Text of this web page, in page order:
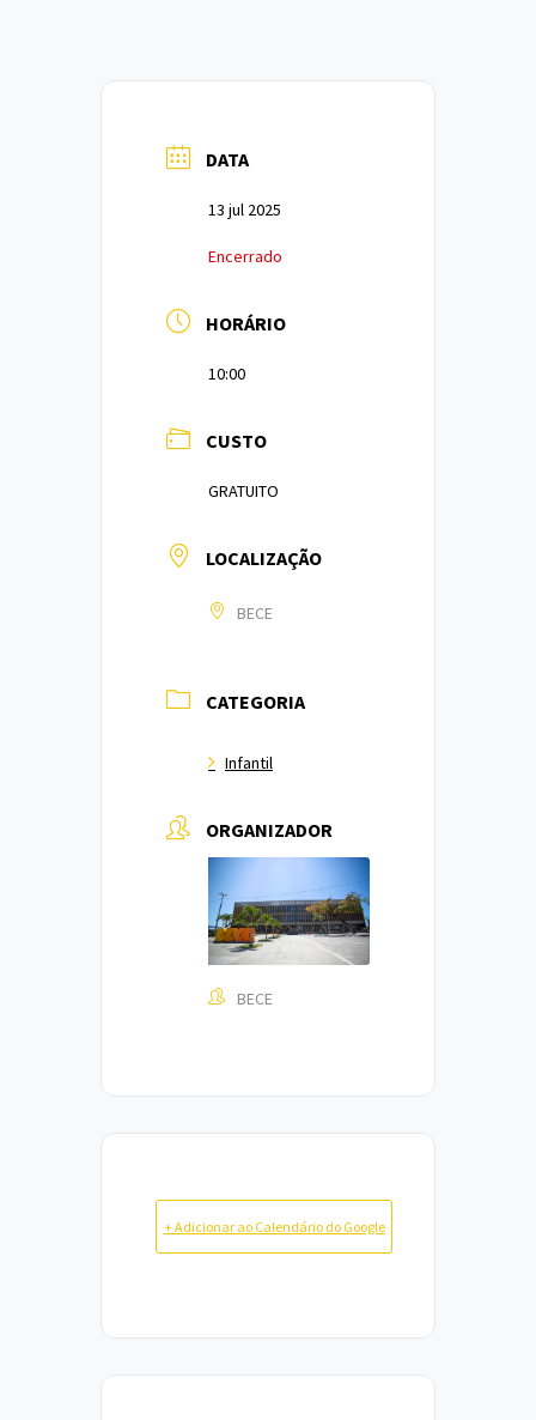
DATA
13 jul 2025
Encerrado
HORÁRIO
10:00
CUSTO
GRATUITO
LOCALIZAÇÃO
BECE
CATEGORIA
Infantil
ORGANIZADOR
BECE
+ Adicionar ao Calendário do Google